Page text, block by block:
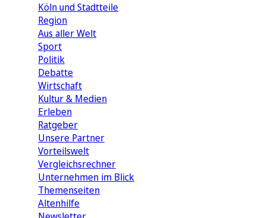
Köln und Stadtteile
Region
Aus aller Welt
Sport
Politik
Debatte
Wirtschaft
Kultur & Medien
Erleben
Ratgeber
Unsere Partner
Vorteilswelt
Vergleichsrechner
Unternehmen im Blick
Themenseiten
Altenhilfe